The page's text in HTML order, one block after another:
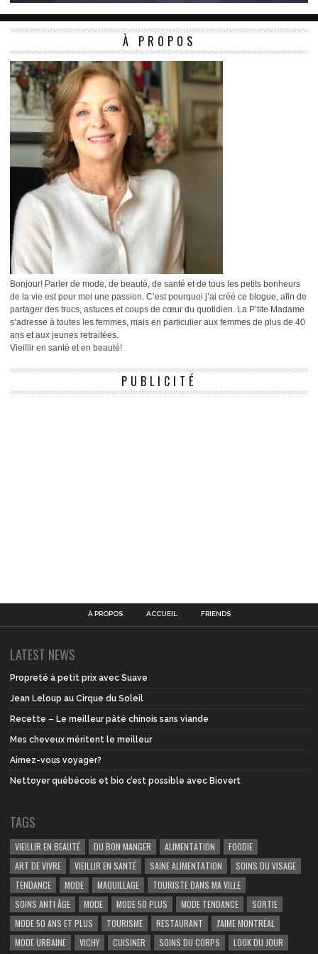
À PROPOS
Bonjour! Parler de mode, de beauté, de santé et de tous les petits bonheurs
de la vie est pour moi une passion. C’est pourquoi j’ai créé ce blogue, afin de
partager des trucs, astuces et coups de cœur du quotidien. La P’tite Madame
s’adresse à toutes les femmes, mais en particulier aux femmes de plus de 40
ans et aux jeunes retraitées.
Vieillir en santé et en beauté!
PUBLICITÉ
À PROPOS ACCUEIL FRIENDS
LATEST NEWS
Propreté à petit prix avec Suave
Jean Leloup au Cirque du Soleil
Recette – Le meilleur pâté chinois sans viande
Mes cheveux méritent le meilleur
Aimez-vous voyager?
Nettoyer québécois et bio c’est possible avec Biovert
TAGS
VIEILLIR EN BEAUTÉ DU BON MANGER ALIMENTATION
FOODIE
ART DE VIVRE
VIEILLIR EN SANTÉ SAINE ALIMENTATION
SOINS DU VISAGE
TENDANCE
MODE MAQUILLAGE
TOURISTE DANS MA VILLE
SOINS ANTI ÂGE
MODE MODE 50 PLUS MODE TENDANCE
SORTIE
MODE 50 ANS ET PLUS
TOURISME RESTAURANT
J'AIME MONTRÉAL
MODE URBAINE
VICHY CUISINER SOINS DU CORPS LOOK DU JOUR